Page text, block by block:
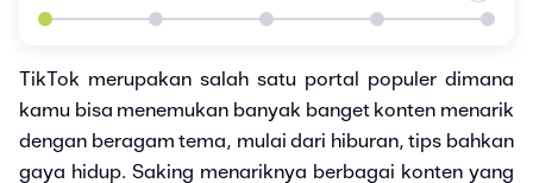
TikTok merupakan salah satu portal populer dimana
kamu bisa menemukan banyak banget konten menarik
dengan beragam tema, mulai dari hiburan, tips bahkan
gaya hidup. Saking menariknya berbagai konten yang